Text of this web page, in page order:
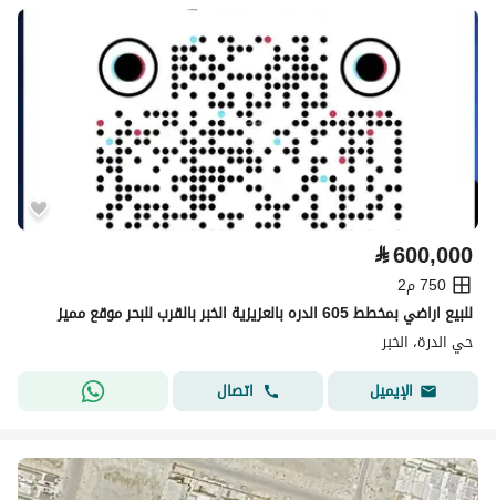
⃁600,000
750 م2
للبيع اراضي بمخطط 605 الدره بالعزيزية الخبر بالقرب للبحر موقع مميز
حي الدرة، الخبر
الإيميل
اتصال